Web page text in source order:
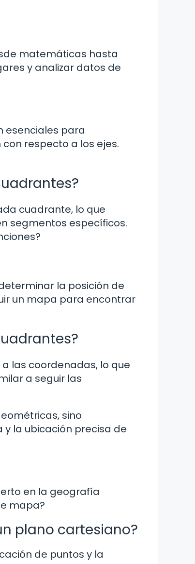
matemáticas hasta
y analizar datos de
esenciales para
respecto a los ejes.
cuadrante, lo que
segmentos específicos.
la posición de
un mapa para encontrar
las coordenadas, lo que
a seguir las
sino
la ubicación precisa de
en la geografía
mapa?
plano cartesiano?
de puntos y la